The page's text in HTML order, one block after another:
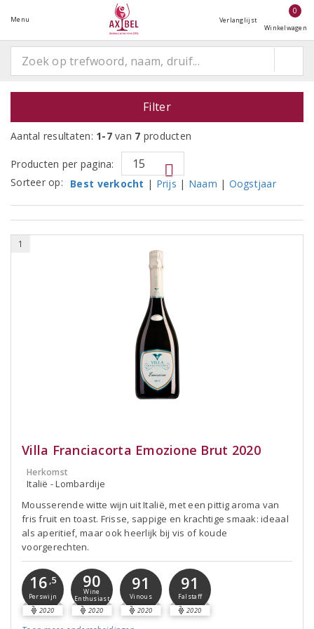
Menu Verlanglijst
0
Winkelwagen
Filter
Aantal resultaten: 1-7van 7 producten
Producten per pagina:
Sorteer op:
Best verkocht | Prijs | Naam | Oogstjaar
1
Villa Franciacorta Emozione Brut 2020
Herkomst
Italië - Lombardije
Mousserende witte wijn uit Italië, met een pittig aroma van
fris fruit en toast. Frisse, sappige en krachtige smaak: ideaal
als aperitief, maar ook heerlijk bij vis of koude
voorgerechten.
16 ,5
Perswijn
2020
90
Wine
Enthusiast
2020
91
Vinous
2020
91
Falstaff
2020